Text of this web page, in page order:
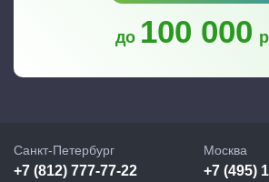
до 100 000
Санкт-Петербург
+7 (812) 777-77-22
Москва
+7 (495)